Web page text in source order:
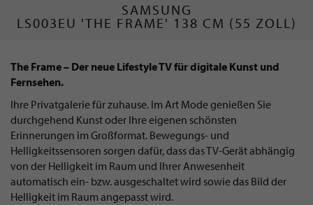
SAMSUNG
LS003EU 'THE FRAME' 138 CM (55 ZOLL)
The Frame – Der neue Lifestyle TV für digitale Kunst und
Fernsehen.
Ihre Privatgalerie für zuhause. Im Art Mode genießen Sie
durchgehend Kunst oder Ihre eigenen schönsten
Erinnerungen im Großformat. Bewegungs- und
Helligkeitssensoren sorgen dafür, dass das TV-Gerät abhängig
von der Helligkeit im Raum und Ihrer Anwesenheit
automatisch ein- bzw. ausgeschaltet wird sowie das Bild der
Helligkeit im Raum angepasst wird.